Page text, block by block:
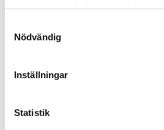
Nödvändig
Inställningar
Statistik
enkelt, men du kommer att bli
effekt det blir 34 ml
Recensioner